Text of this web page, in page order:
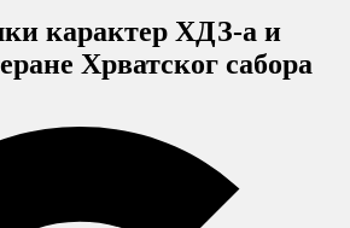
карактер ХДЗ-а и
Хрватског сабора